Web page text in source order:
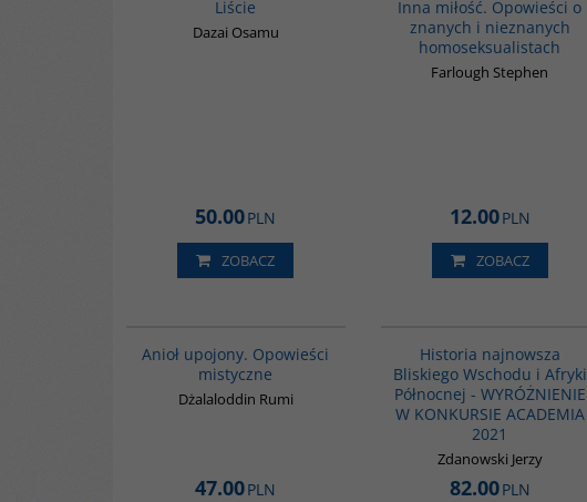
Liście
Dazai Osamu
50.00PLN
ZOBACZ
Inna miłość. Opowieści o
znanych i nieznanych
homoseksualistach
Farlough Stephen
12.00PLN
ZOBACZ
Anioł upojony. Opowieści
mistyczne
Dżalaloddin Rumi
47.00PLN
Historia najnowsza
Bliskiego Wschodu i Afryki
Północnej - WYRÓŻNIENIE
W KONKURSIE ACADEMIA
2021
Zdanowski Jerzy
82.00PLN